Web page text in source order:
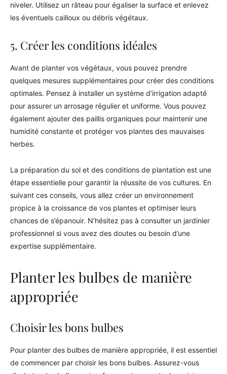
niveler. Utilisez un râteau pour égaliser la surface et enlevez
les éventuels cailloux ou débris végétaux.
5. Créer les conditions idéales
Avant de planter vos végétaux, vous pouvez prendre
quelques mesures supplémentaires pour créer des conditions
optimales. Pensez à installer un système d’irrigation adapté
pour assurer un arrosage régulier et uniforme. Vous pouvez
également ajouter des paillis organiques pour maintenir une
humidité constante et protéger vos plantes des mauvaises
herbes.
La préparation du sol et des conditions de plantation est une
étape essentielle pour garantir la réussite de vos cultures. En
suivant ces conseils, vous allez créer un environnement
propice à la croissance de vos plantes et optimiser leurs
chances de s’épanouir. N’hésitez pas à consulter un jardinier
professionnel si vous avez des doutes ou besoin d’une
expertise supplémentaire.
Planter les bulbes de manière
appropriée
Choisir les bons bulbes
Pour planter des bulbes de manière appropriée, il est essentiel
de commencer par choisir les bons bulbes. Assurez-vous